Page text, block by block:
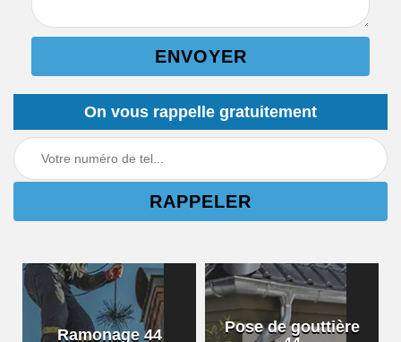
On vous rappelle gratuitement
Ramonage 44
Pose de gouttière